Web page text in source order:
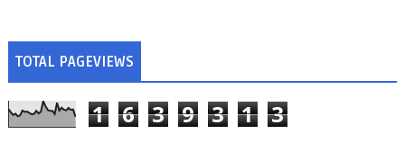
TOTAL PAGEVIEWS
1 6 3 9 3 1 3